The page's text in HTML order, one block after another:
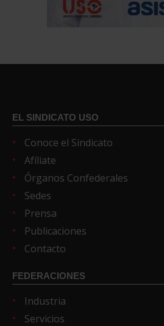
EL SINDICATO USO
Conoce el Sindicato
Afíliate
Órganos Confederales
Sedes
Prensa
Publicaciones
Contacto
FEDERACIONES
Industria
Servicios